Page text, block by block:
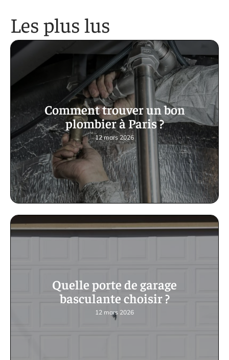
Les plus lus
Comment trouver un bon
plombier à Paris ?
12 mars 2026
Quelle porte de garage
basculante choisir ?
12 mars 2026